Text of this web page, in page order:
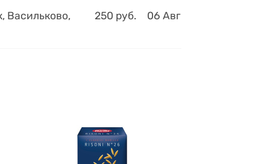
Васильково,
250 руб.
06 Авг